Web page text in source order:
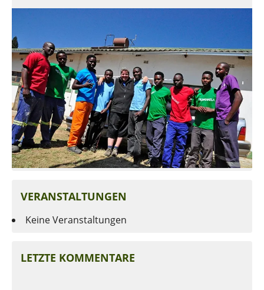
VERANSTALTUNGEN
Keine Veranstaltungen
LETZTE KOMMENTARE